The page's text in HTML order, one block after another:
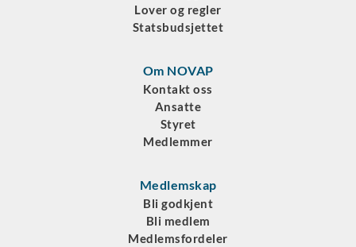
Lover og regler
Statsbudsjettet
Om NOVAP
Kontakt oss
Ansatte
Styret
Medlemmer
Medlemskap
Bli godkjent
Bli medlem
Medlemsfordeler